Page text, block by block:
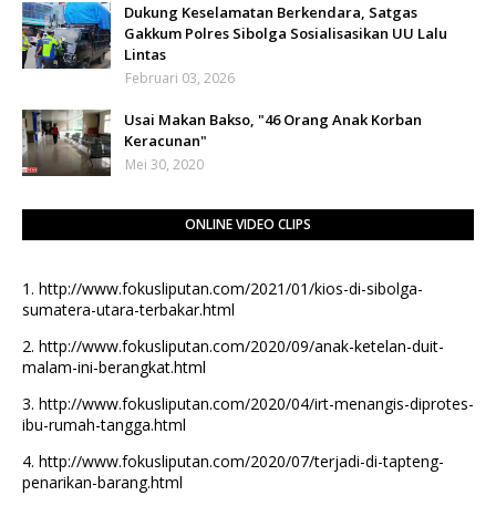
Dukung Keselamatan Berkendara, Satgas
Gakkum Polres Sibolga Sosialisasikan UU Lalu
Lintas
Februari 03, 2026
Usai Makan Bakso, "46 Orang Anak Korban
Keracunan"
Mei 30, 2020
ONLINE VIDEO CLIPS
1. http://www.fokusliputan.com/2021/01/kios-di-sibolga-
sumatera-utara-terbakar.html
2. http://www.fokusliputan.com/2020/09/anak-ketelan-duit-
malam-ini-berangkat.html
3. http://www.fokusliputan.com/2020/04/irt-menangis-diprotes-
ibu-rumah-tangga.html
4. http://www.fokusliputan.com/2020/07/terjadi-di-tapteng-
penarikan-barang.html